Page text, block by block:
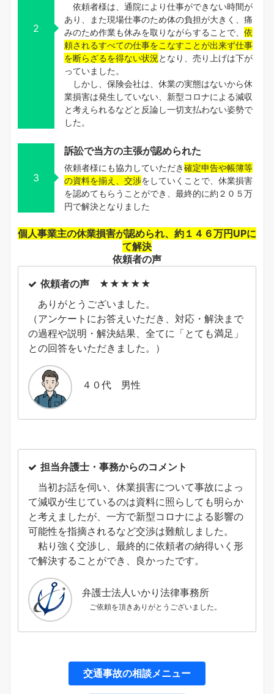
2
依頼者様は、通院により仕事ができない時間が
あり、また現場仕事のため体の負担が大きく、痛
みのため作業も休みを取りながらすることで、 依
頼されるすべての仕事をこなすことが出来ず仕事
を断らざるを得ない状況 となり、売り上げは下が
っていました。
しかし、保険会社は、休業の実態はないから休
業損害は発生していない、新型コロナによる減収
と考えられるなどと反論し一切支払わない姿勢で
した。
3
訴訟で当方の主張が認められた
依頼者様にも協力していただき確定申告や帳簿等
の資料を揃え、交渉をしていくことで、休業損害
を認めてもらうことができ、最終的に約２０５万
円で解決となりました
個人事業主の休業損害が認められ、約１４６万円UPに
て解決
依頼者の声
依頼者の声 ★★★★★
ありがとうございました。
（アンケートにお答えいただき、対応・解決まで
の過程や説明・解決結果、全てに「とても満足」
との回答をいただきました。）
４０代 男性
担当弁護士・事務からのコメント
当初お話を伺い、休業損害について事故によっ
て減収が生じているのは資料に照らしても明らか
と考えましたが、一方で新型コロナによる影響の
可能性を指摘されるなど交渉は難航しました。
粘り強く交渉し、最終的に依頼者の納得いく形
で解決することができ、良かったです。
弁護士法人いかり法律事務所
ご依頼を頂きありがとうございました。
交通事故の相談メニュー